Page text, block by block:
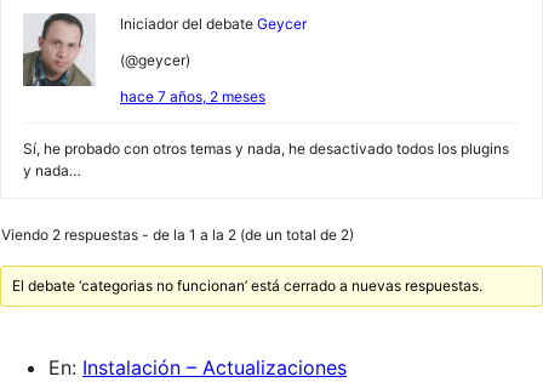
Iniciador del debate Geycer
(@geycer)
hace 7 años, 2 meses
Sí, he probado con otros temas y nada, he desactivado todos los plugins
y nada…
Viendo 2 respuestas - de la 1 a la 2 (de un total de 2)
El debate ‘categorias no funcionan’ está cerrado a nuevas respuestas.
En: Instalación – Actualizaciones